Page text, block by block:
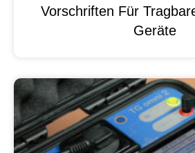
Vorschriften Für
Geräte